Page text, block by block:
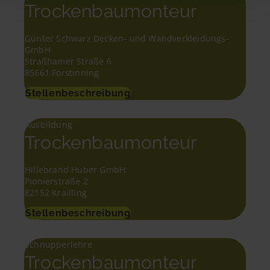
Trockenbaumonteur
Günter Schwarz Decken- und Wandverkleidungs-
GmbH
Straßhamer Straße 6
85661 Forstinning
Stellenbeschreibung
Ausbildung
Trockenbaumonteur
Hillebrand Huber GmbH
Pionierstraße 2
82152 Krailling
Stellenbeschreibung
Schnupperlehre
Trockenbaumonteur